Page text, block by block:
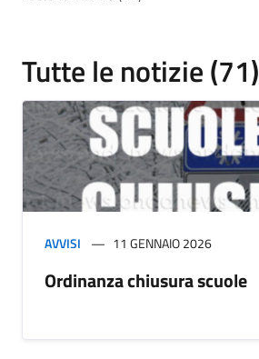
Tutte le notizie (71)
AVVISI 11 GENNAIO 2026
Ordinanza chiusura scuole